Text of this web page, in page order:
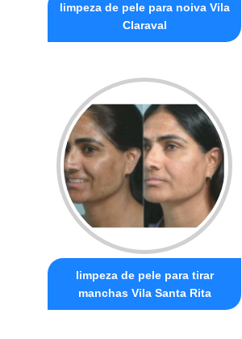
limpeza de pele para noiva Vila
Claraval
limpeza de pele para tirar
manchas Vila Santa Rita